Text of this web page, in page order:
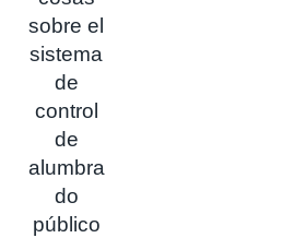
sobre el
sistema
de
control
de
alumbra
do
público